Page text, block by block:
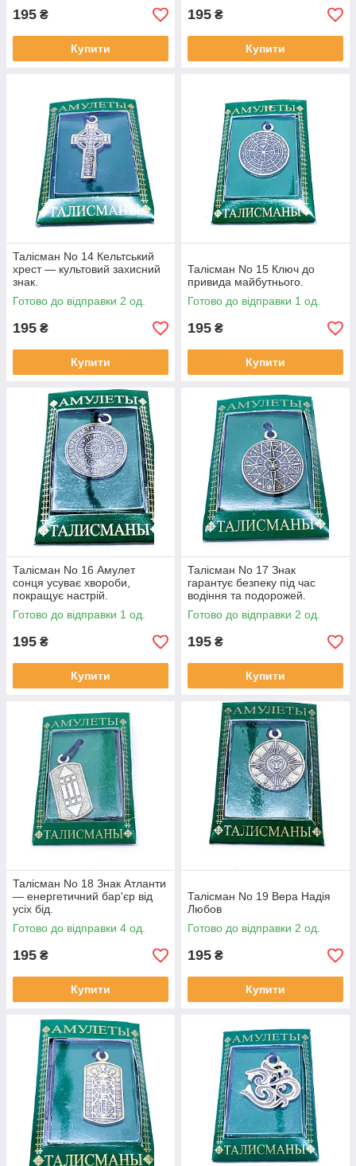
195 ₴
Купити
195 ₴
Купити
Талісман No 14 Кельтський
хрест — культовий захисний
знак.
Готово до відправки 2 од.
195 ₴
Купити
Талісман No 15 Ключ до
привида майбутнього.
Готово до відправки 1 од.
195 ₴
Купити
Талісман No 16 Амулет
сонця усуває хвороби,
покращує настрій.
Готово до відправки 1 од.
195 ₴
Купити
Талісман No 17 Знак
гарантує безпеку під час
водіння та подорожей.
Готово до відправки 2 од.
195 ₴
Купити
Талісман No 18 Знак Атланти
— енергетичний бар'єр від
усіх бід.
Готово до відправки 4 од.
195 ₴
Купити
Талісман No 19 Вера Надія
Любов
Готово до відправки 2 од.
195 ₴
Купити